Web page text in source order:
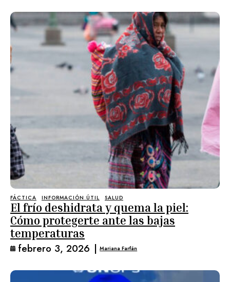
FÁCTICA INFORMACIÓN ÚTIL SALUD
El frío deshidrata y quema la piel:
Cómo protegerte ante las bajas
temperaturas
febrero 3, 2026 | Mariana Farfán